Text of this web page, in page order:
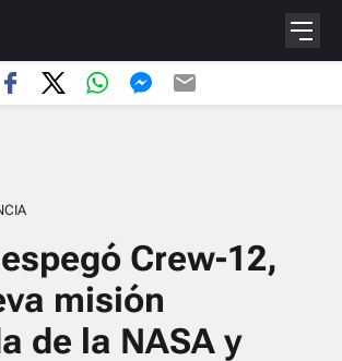
Crew-12,
misión
de la NASA y